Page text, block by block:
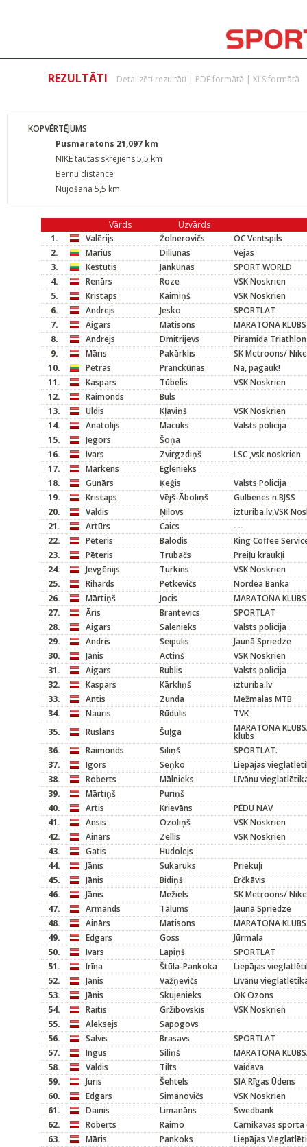
REZULTĀTI Detalizēti rezultāti | PDF formātā | XLS formātā
KOPVĒRTĒJUMS
Pusmaratons 21,097 km
NIKE tautas skrējiens 5,5 km
Bērnu distance
Nūjošana 5,5 km
Vārds
Uzvārds
1.
Valērijs Žolnerovičs
OC Ventspils
2.
Marius Diliunas
Vėjas
3.
Kestutis Jankunas
SPORT WORLD
4.
Renārs Roze
VSK Noskrien
5.
Kristaps Kaimiņš
VSK Noskrien
6.
Andrejs Jesko
SPORTLAT
7.
Aigars Matisons
MARATONA KLUBS
8.
Andrejs Dmitrijevs
Piramida Triathlon
9.
Māris Pakārklis
SK Metroons/
10.
Petras Pranckūnas
Na, pagauk!
11.
Kaspars Tūbelis
VSK Noskrien
12.
Raimonds
Buls
13.
Uldis Kļaviņš
VSK Noskrien
14.
Anatolijs Macuks
Valsts policija
15.
Jegors
Šoņa
16.
Ivars Zvirgzdiņš
LSC ,vsk noskrien
17.
Markens
Eglenieks
18.
Gunārs Ķeģis
Valsts Policija
19.
Kristaps Vējš-Āboliņš
Gulbenes n.BJSS
20.
Valdis Ņilovs
izturiba.lv,VSK
21.
Artūrs Caics
---
22.
Pēteris Balodis
King Coffee
23.
Pēteris Trubačs
Preiļu kraukļi
24.
Jevgēnijs Turkins
VSK Noskrien
25.
Rihards Petkevičs
Nordea Banka
26.
Mārtiņš Jocis
MARATONA KLUBS
27.
Āris Brantevics
SPORTLAT
28.
Aigars Salenieks
Valsts policija
29.
Andris Seipulis
Jaunā Spriedze
30.
Jānis Actiņš
VSK Noskrien
31.
Aigars Rublis
Valsts policija
32.
Kaspars Kārkliņš
izturiba.lv
33.
Antis Zunda
Mežmalas MTB
34.
Nauris Rūdulis
TVK
35.
Ruslans Šuļga MARATONA
klubs
36.
Raimonds Siliņš
SPORTLAT.
37.
Igors Seņko
Liepājas
38.
Roberts Mālnieks
Līvānu
39.
Mārtiņš
Puriņš
40.
Artis Krievāns
PĒDU NAV
41.
Ansis Ozoliņš
VSK Noskrien
42.
Ainārs Zellis
VSK Noskrien
43.
Gatis
Hudolejs
44.
Jānis Sukaruks
Priekuļi
45.
Jānis Bidiņš
Ērčkāvis
46.
Jānis Mežiels
SK Metroons/
47.
Armands Tālums
Jaunā Spriedze
48.
Ainārs Matisons
MARATONA KLUBS
49.
Edgars Goss
Jūrmala
50.
Ivars Lapiņš
SPORTLAT
51.
Irīna Štūla-Pankoka
Liepājas
52.
Jānis Važņevičs
Līvānu
53.
Jānis Skujenieks
OK Ozons
54.
Raitis Gržibovskis
VSK Noskrien
55.
Aleksejs
Sapogovs
56.
Salvis Brasavs
SPORTLAT
57.
Ingus Siliņš
MARATONA
58.
Valdis Tilts
Vaidava
59.
Juris Šehtels
SIA Rīgas Ūdens
60.
Edgars Simanovičs
VSK Noskrien
61.
Dainis Limanāns
Swedbank
62.
Roberts Raimo
Carnikavas sporta
63.
Māris Pankoks
Liepājas